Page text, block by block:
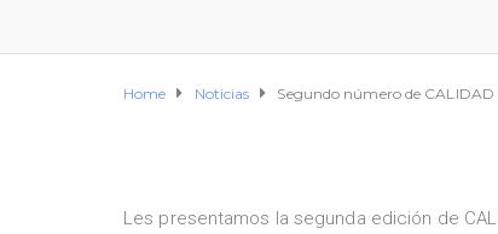
Home Noticias Segundo número de CALIDAD
Les presentamos la segunda edición de